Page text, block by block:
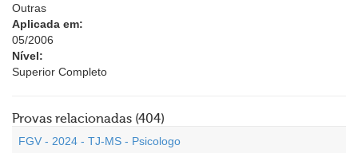
Outras
Aplicada em:
05/2006
Nível:
Superior Completo
Provas relacionadas (404)
FGV - 2024 - TJ-MS - Psicologo